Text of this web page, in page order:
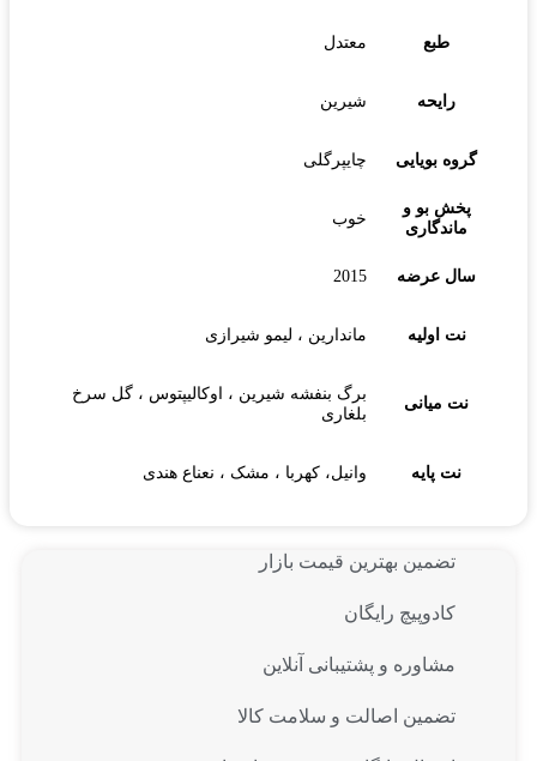
طبع معتدل
رایحه شیرین
گروه بویایی چایپرگلی
پخش بو و
ماندگاری
خوب
سال عرضه 2015
نت اولیه ماندارین ، لیمو شیرازی
نت میانی
برگ بنفشه شیرین ، اوکالیپتوس ، گل سرخ
بلغاری
نت پایه وانیل، کهربا ، مشک ، نعناع هندی
تضمین بهترین قیمت بازار
کادوپیچ رایگان
مشاوره و پشتیبانی آنلاین
تضمین اصالت و سلامت کالا